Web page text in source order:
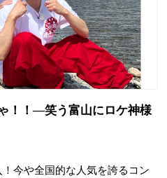
！！―笑う富山にロケ神様
今や全国的な人気を誇るコン